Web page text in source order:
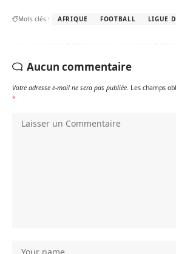
Mots clés : AFRIQUE FOOTBALL LIGUE
Aucun commentaire
Votre adresse e-mail ne sera pas publiée. Les champs
*